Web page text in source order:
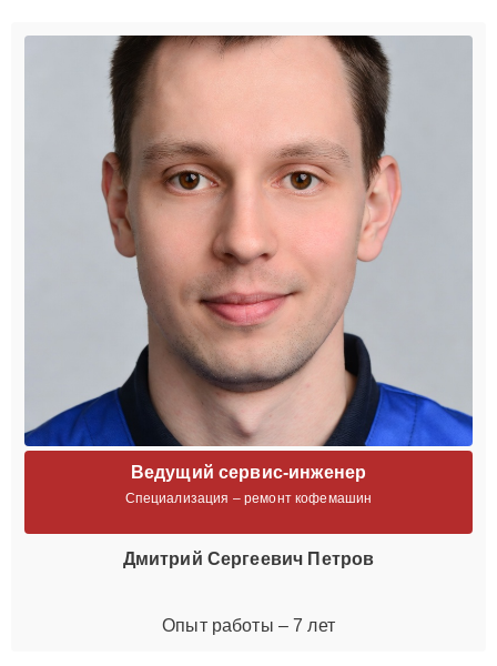
Ведущий сервис-инженер
Специализация – ремонт кофемашин
Дмитрий Сергеевич Петров
Опыт работы – 7 лет